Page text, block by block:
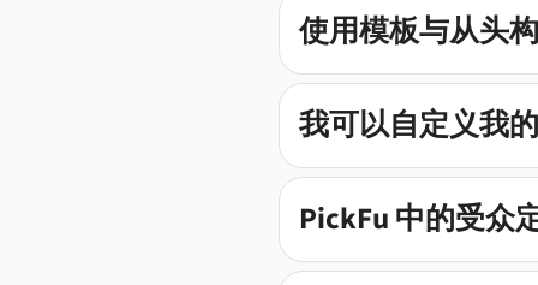
使用模板与从头
我可以自定义我
PickFu 中的受众